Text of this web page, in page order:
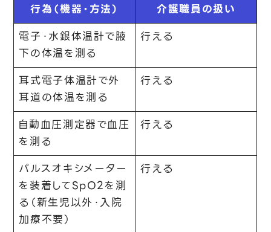
行為（機器・方法）
介護職員の扱い
電子・水銀体温計で腋
下の体温を測る
行える
耳式電子体温計で外
耳道の体温を測る
行える
自動血圧測定器で血圧
を測る
行える
パルスオキシメーター
を装着してSpO2を測
る（新生児以外・入院
加療不要）
行える